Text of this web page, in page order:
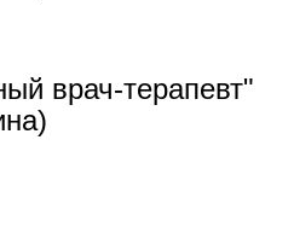
врач-терапевт"